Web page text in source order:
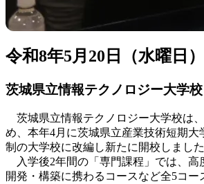
令和8年5月20日（水曜日）
茨城県立情報テクノロジー大学校
茨城県立情報テクノロジー大学校は
め、本年4月に茨城県立産業技術短期大
制の大学校に改編し新たに開校しました
入学後2年間の「専門課程」では、高
開発・構築に携わるコースなど全5コー